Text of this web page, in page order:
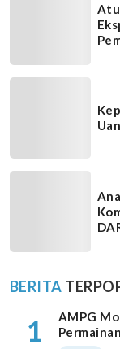
BERITA
1
AMPG